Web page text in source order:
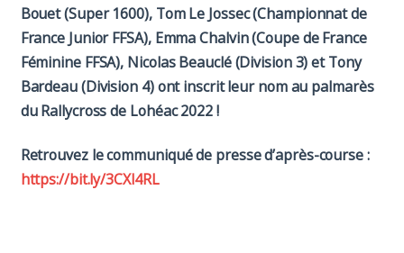
Bouet (Super 1600), Tom Le Jossec (Championnat de
France Junior FFSA), Emma Chalvin (Coupe de France
Féminine FFSA), Nicolas Beauclé (Division 3) et Tony
Bardeau (Division 4) ont inscrit leur nom au palmarès
du Rallycross de Lohéac 2022 !
Retrouvez le communiqué de presse d’après-course :
https://bit.ly/3CXl4RL